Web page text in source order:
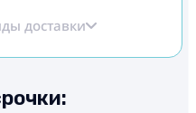
доставки